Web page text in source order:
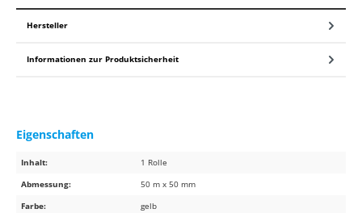
Hersteller
Informationen zur Produktsicherheit
Eigenschaften
Inhalt:
1 Rolle
Abmessung:
50 m x 50 mm
Farbe:
gelb